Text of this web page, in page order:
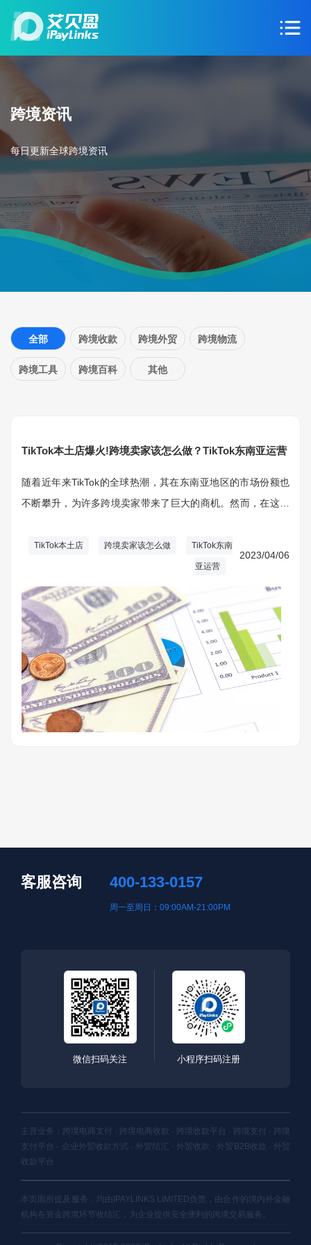
跨境资讯
每日更新全球跨境资讯
全部 跨境收款 跨境外贸 跨境物流
跨境工具 跨境百科 其他
TikTok本土店爆火!跨境卖家该怎么做？TikTok东南亚运营
随着近年来TikTok的全球热潮，其在东南亚地区的市场份额也
不断攀升，为许多跨境卖家带来了巨大的商机。然而，在这片
佼佼者呢？本文将为您详细解析TikTok东南亚运营策略，助您
TikTok本土店 跨境卖家该怎么做 TikTok东南
亚运营
2023/04/06
客服咨询 400-133-0157
周一至周日：09:00AM-21:00PM
微信扫码关注 小程序扫码注册
主营业务：跨境电商支付 · 跨境电商收款 · 跨境收款平台 · 跨境支付 · 跨境
支付平台 · 企业外贸收款方式 · 外贸结汇 · 外贸收款 · 外贸B2B收款 · 外贸
收款平台
本页面所提及服务，均由IPAYLINKS LIMITED负责，由合作的境内外金融
机构在资金跨境环节收结汇，为企业提供安全便利的跨境交易服务。